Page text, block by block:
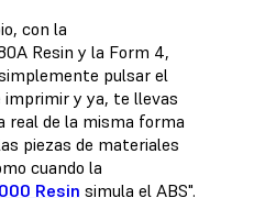
con la
Resin y la Form 4,
pulsar el
imprimir y ya, te llevas
real de la misma forma
piezas de materiales
cuando la
Resin simula el ABS".